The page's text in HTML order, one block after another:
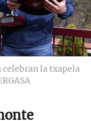
celebran la txapela